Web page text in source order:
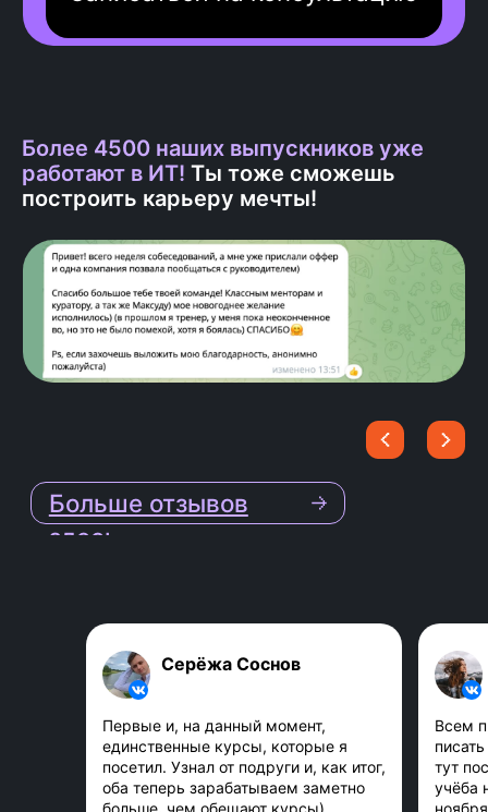
Более 4500 наших выпускников уже
работают в ИТ! Ты тоже сможешь
построить карьеру мечты!
Серёжа Соснов
Первые и, на данный момент,
единственные курсы, которые я
посетил. Узнал от подруги и, как итог,
оба теперь зарабатываем заметно
больше, чем обещают курсы)
Всем
тут
учёба
учебной платформе.
Еженедельные встречи с
ментором онлайн, чтобы задать
Отрабатываешь навыки на
практике и получаешь
детальную обратную связь от
ментора.
3 Практика
Ментор проверяет, как ты
освоил материал на
индивидуальных и групповых
созвонах.